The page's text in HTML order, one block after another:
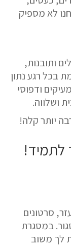
לא מספיק
ותובנות,
בכל רגע נתון
ודפוסי
ושלווה.
יותר קלה!
לתמיד!
סרטונים
במסגרת
לך משוב